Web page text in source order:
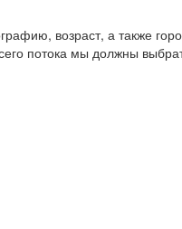
возраст, а также
потока мы должны